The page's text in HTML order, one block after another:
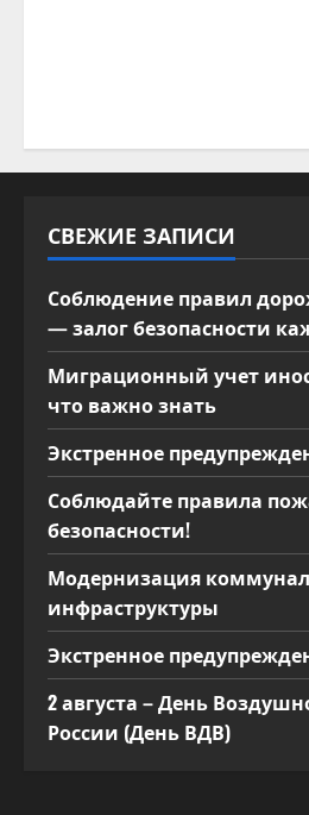
о
з
а
п
и
с
я
м
СВЕЖИЕ ЗАПИСИ
Соблюдение правил
— залог безопасности
Миграционный учет
что важно знать
Экстренное
Соблюдайте правила
безопасности!
Модернизация
инфраструктуры
Экстренное
2 августа – День
России (День ВДВ)